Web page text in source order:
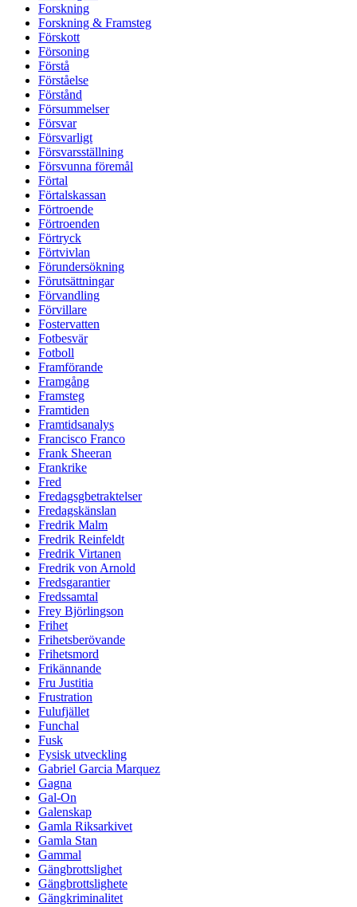
Forskning
Forskning & Framsteg
Förskott
Försoning
Förstå
Förståelse
Förstånd
Försummelser
Försvar
Försvarligt
Försvarsställning
Försvunna föremål
Förtal
Förtalskassan
Förtroende
Förtroenden
Förtryck
Förtvivlan
Förundersökning
Förutsättningar
Förvandling
Förvillare
Fostervatten
Fotbesvär
Fotboll
Framförande
Framgång
Framsteg
Framtiden
Framtidsanalys
Francisco Franco
Frank Sheeran
Frankrike
Fred
Fredagsgbetraktelser
Fredagskänslan
Fredrik Malm
Fredrik Reinfeldt
Fredrik Virtanen
Fredrik von Arnold
Fredsgarantier
Fredssamtal
Frey Björlingson
Frihet
Frihetsberövande
Frihetsmord
Frikännande
Fru Justitia
Frustration
Fulufjället
Funchal
Fusk
Fysisk utveckling
Gabriel Garcia Marquez
Gagna
Gal-On
Galenskap
Gamla Riksarkivet
Gamla Stan
Gammal
Gängbrottslighet
Gängbrottslighete
Gängkriminalitet